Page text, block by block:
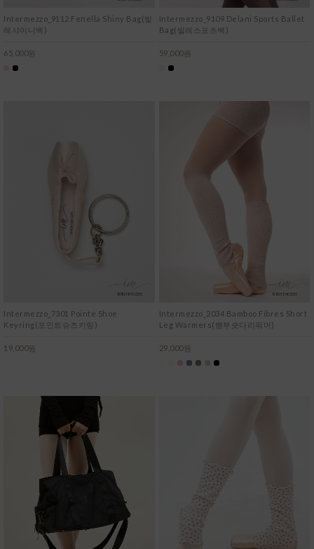
Intermezzo_9112 Fenella Shiny Bag(발
레샤이니백)
65,000원
Intermezzo_9109 Delani Sports Ballet
Bag(발레스포츠백)
59,000원
Intermezzo_7301 Pointe Shoe
Keyring(포인트슈즈키링)
19,000원
Intermezzo_2034 Bamboo Fibres Short
Leg Warmers(뱀부숏다리워머)
29,000원